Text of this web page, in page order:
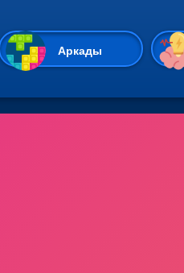
Аркады
Веселые